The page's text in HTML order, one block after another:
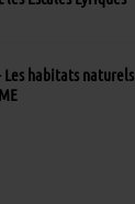
Les habitats naturels